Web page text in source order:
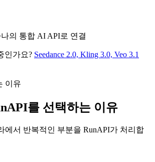
의 통합 AI API로 연결
인가요? Seedance 2.0, Kling 3.0, Veo 3.1
이유
를 선택하는 이유
에서 반복적인 부분을 RunAPI가 처리합